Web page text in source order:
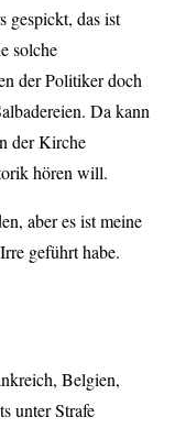
gespickt, das ist
solche
der Politiker doch
Da kann
der Kirche
hören will.
aber es ist meine
geführt habe.
Belgien,
unter Strafe